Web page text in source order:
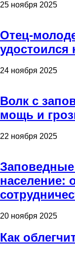
25 ноября 2025
Отец-
удостоился
24 ноября 2025
Волк с
мощь и
22 ноября 2025
население:
20 ноября 2025
Как